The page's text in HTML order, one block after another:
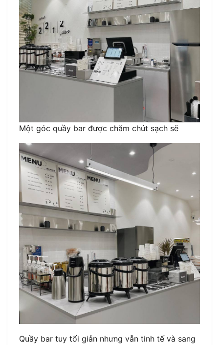
Một góc quầy bar được chăm chút sạch sẽ
Quầy bar tuy tối giản nhưng vẫn tinh tế và sang